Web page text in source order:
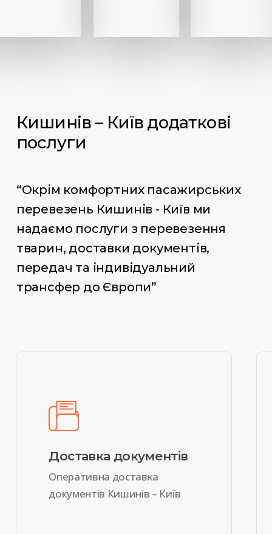
Кишинів – Київ додаткові
послуги
“Окрім комфортних пасажирських
перевезень Кишинів - Київ ми
надаємо послуги з перевезення
тварин, доставки документів,
передач та індивідуальний
трансфер до Європи”
Доставка документів
Оперативна доставка
документів Кишинів – Київ